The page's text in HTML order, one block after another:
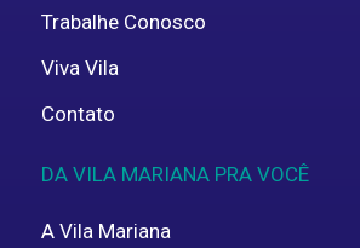
Trabalhe Conosco
Viva Vila
Contato
DA VILA MARIANA PRA VOCÊ
A Vila Mariana